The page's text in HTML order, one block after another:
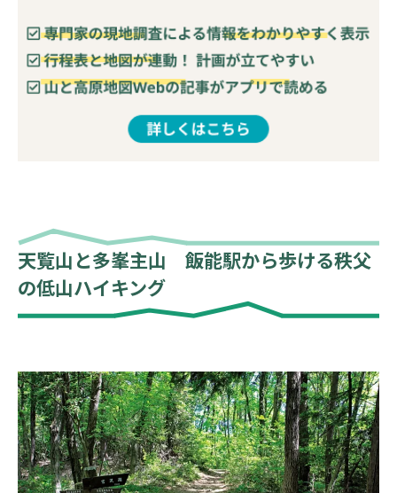
天覧山と多峯主山 飯能駅から歩ける秩父
の低山ハイキング